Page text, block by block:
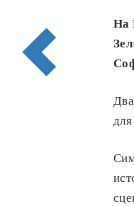
На